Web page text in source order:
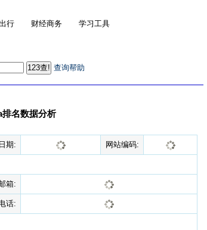
行 财经商务 学习工具
查询帮助
名数据分析
期: 网站编码:
箱:
话: